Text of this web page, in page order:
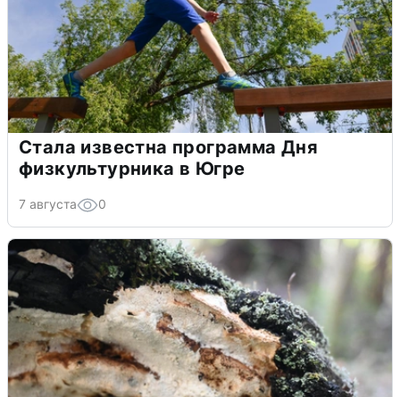
Стала известна программа Дня
физкультурника в Югре
7 августа 0